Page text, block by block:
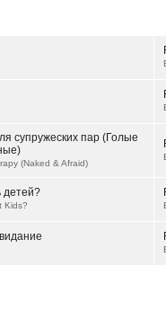
супружеских пар (Голые
(Naked & Afraid)
детей?
Kids?